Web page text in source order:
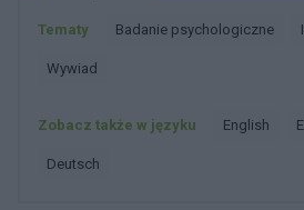
Tematy Badanie psychologiczne
Wywiad
Zobacz także w języku english
deutsch